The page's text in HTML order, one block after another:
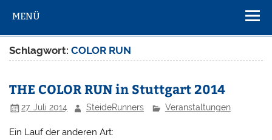
MENÜ
Schlagwort:COLOR RUN
THE COLOR RUN in Stuttgart 2014
27. Juli 2014 SteideRunners Veranstaltungen
Ein Lauf der anderen Art: